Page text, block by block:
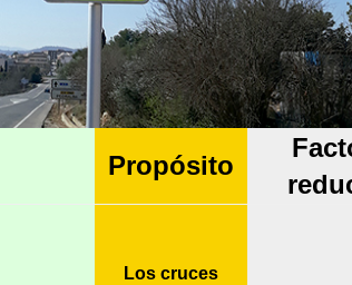
Propósito
Los cruces